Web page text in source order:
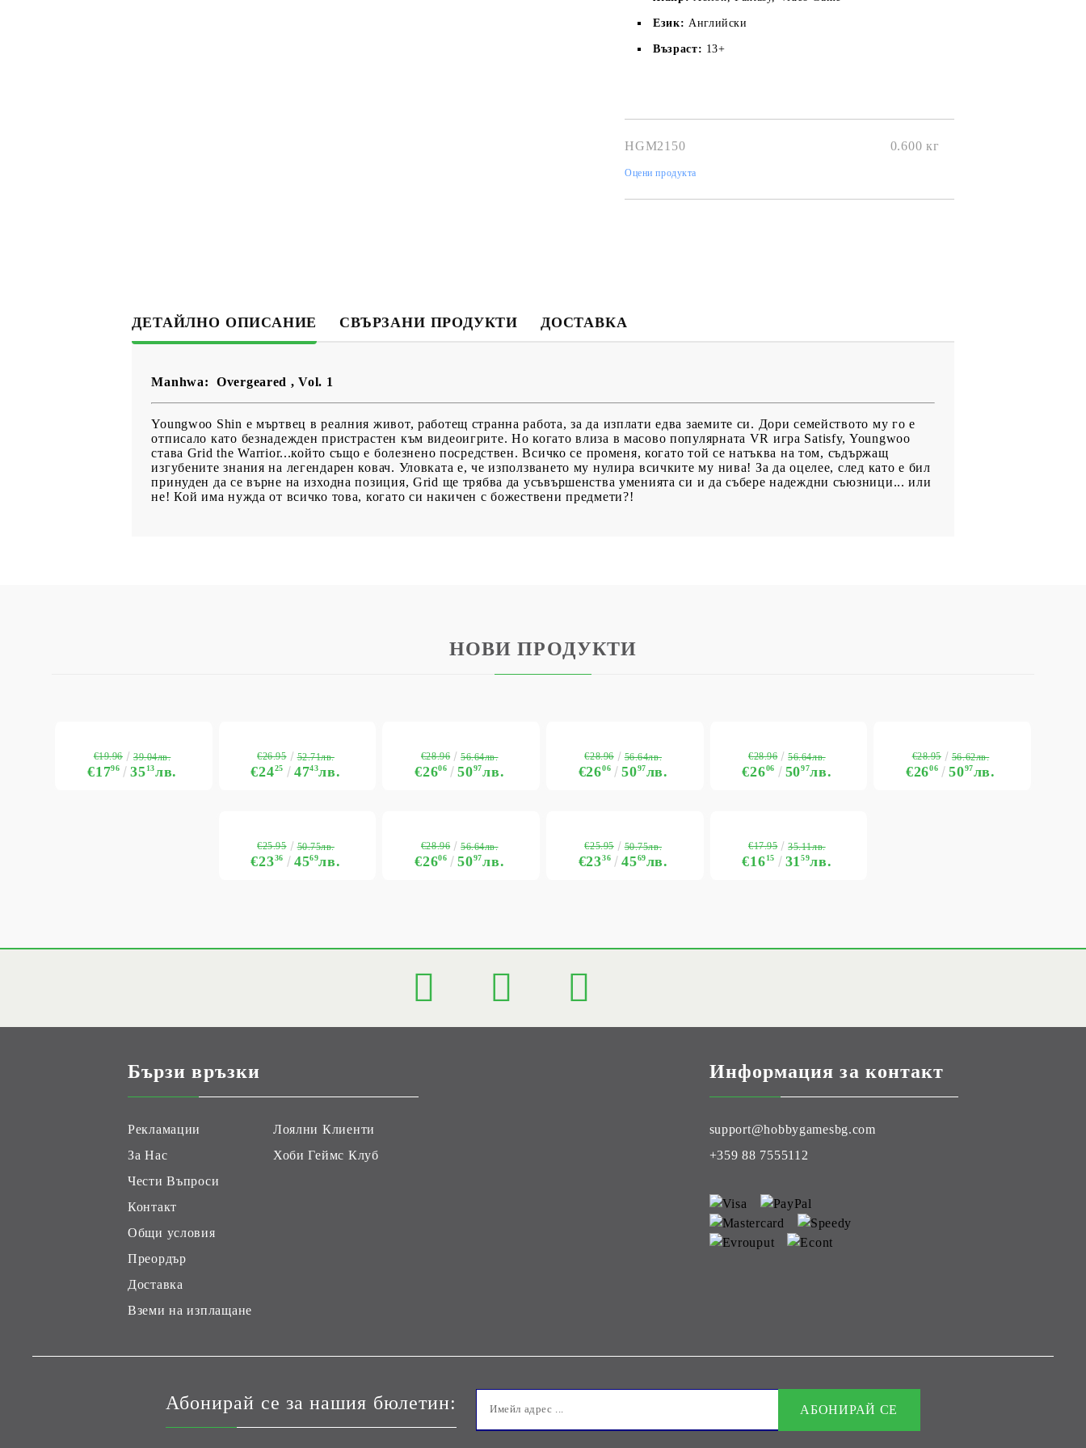
Език: Английски
Възраст: 13+
HGM2150 0.600 кг
Оцени продукта
ДЕТАЙЛНО ОПИСАНИЕ СВЪРЗАНИ ПРОДУКТИ ДОСТАВКА
Manhwa: Overgeared , Vol. 1
Youngwoo Shin е мъртвец в реалния живот, работещ странна работа, за да изплати едва заемите си. Дори семейството му го е
отписало като безнадежден пристрастен към видеоигрите. Но когато влиза в масово популярната VR игра Satisfy, Youngwoo
става Grid the Warrior...който също е болезнено посредствен. Всичко се променя, когато той се натъква на том, съдържащ
изгубените знания на легендарен ковач. Уловката е, че използването му нулира всичките му нива! За да оцелее, след като е бил
принуден да се върне на изходна позиция, Grid ще трябва да усъвършенства уменията си и да събере надеждни съюзници... или
не! Кой има нужда от всичко това, когато си накичен с божествени предмети?!
НОВИ ПРОДУКТИ
€1796 3513лв.
€19.96 39.04лв.
€2425 4743лв.
€26.95 52.71лв.
€2606 5097лв.
€28.96 56.64лв.
€2606 5097лв.
€28.96 56.64лв.
€2606 5097лв.
€28.96 56.64лв.
€2606 5097лв.
€28.95 56.62лв.
€2336 4569лв.
€25.95 50.75лв.
€2606 5097лв.
€28.96 56.64лв.
€2336 4569лв.
€25.95 50.75лв.
€1615 3159лв.
€17.95 35.11лв.
Бързи връзки
Рекламации
За Нас
Чести Въпроси
Контакт
Общи условия
Преордър
Доставка
Вземи на изплащане
Лоялни Клиенти
Хоби Геймс Клуб
Информация за контакт
support@hobbygamesbg.com
+359 88 7555112
Абонирай се за нашия бюлетин: